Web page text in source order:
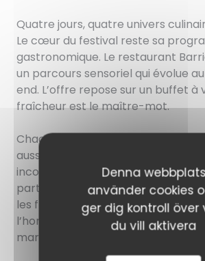
Denna webbplats
använder cookies
ger dig kontroll över
du vill aktivera
Quatre jours, quatre univers
Le cœur du festival reste sa
gastronomique. Le restaurant
un parcours sensoriel qui évolue
end. L’offre repose sur un buffet à
fraîcheur est le maître-mot.
Chaque thématique est pensée
aussi bien les amateurs de
inconditionnels du salé. Nous vous
particulièrement la journée du
les fromages de nos régions seront
l’honneur, offrant une belle
marché des producteurs.